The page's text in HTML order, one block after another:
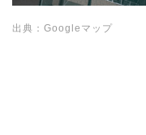
出典：Googleマップ